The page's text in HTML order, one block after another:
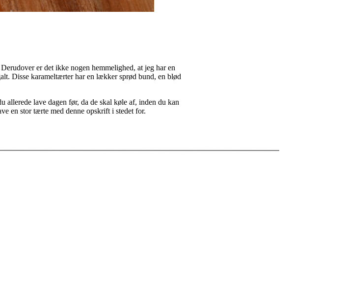
er det ikke nogen hemmelighed, at jeg har en
Disse karameltærter har en lækker sprød bund, en blød
allerede lave dagen før, da de skal køle af, inden du kan
en stor tærte med denne opskrift i stedet for.